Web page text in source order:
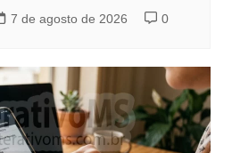
7 de agosto de 2026 0